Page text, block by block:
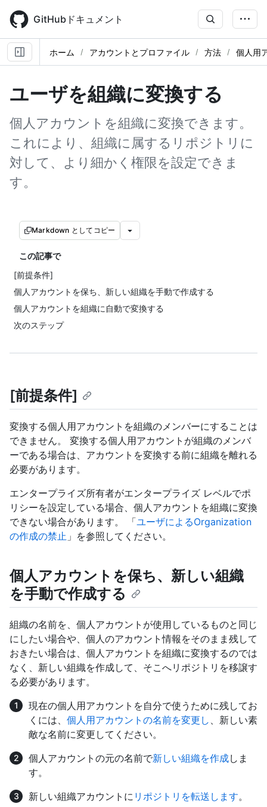
main
content
GitHubドキュメント
ホーム アカウントとプロファイル 方法 個人用
ユーザを組織に変換する
個人アカウントを組織に変換できます。
これにより、組織に属するリポジトリに
対して、より細かく権限を設定できま
す。
Markdown としてコピー
この記事で
[前提条件]
個人アカウントを保ち、新しい組織を手動で作成する
個人アカウントを組織に自動で変換する
次のステップ
[前提条件]
変換する個人用アカウントを組織のメンバーにすることは
できません。 変換する個人用アカウントが組織のメンバ
ーである場合は、アカウントを変換する前に組織を離れる
必要があります。
エンタープライズ所有者がエンタープライズ レベルでポ
リシーを設定している場合、個人アカウントを組織に変換
できない場合があります。 「ユーザによるOrganization
の作成の禁止 」を参照してください。
個人アカウントを保ち、新しい組織
を手動で作成する
組織の名前を、個人アカウントが使用しているものと同じ
にしたい場合や、個人のアカウント情報をそのまま残して
おきたい場合は、個人アカウントを組織に変換するのでは
なく、新しい組織を作成して、そこへリポジトリを移譲す
る必要があります。
現在の個人用アカウントを自分で使うために残してお
くには、 個人用アカウントの名前を変更し 、新しい素
敵な名前に変更してください。
個人アカウントの元の名前で新しい組織を作成しま
す。
新しい組織アカウントに リポジトリを転送します。